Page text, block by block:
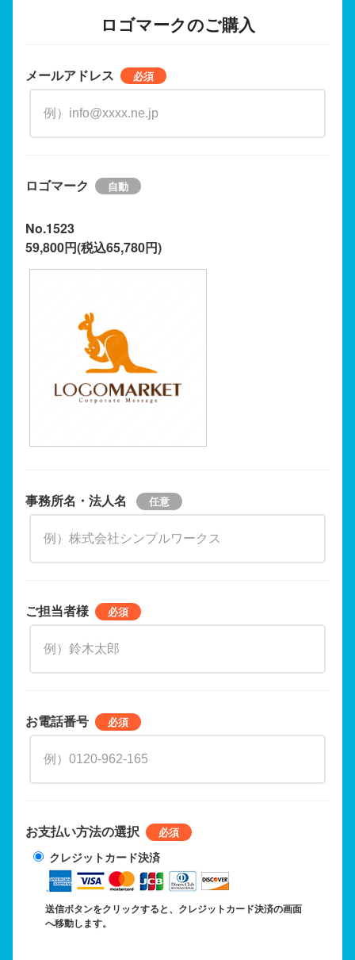
ロゴマークのご購入
メールアドレス
ロゴマーク
No.1523
59,800円(税込65,780円)
事務所名・法人名
ご担当者様
お電話番号
お支払い方法の選択
クレジットカード決済
送信ボタンをクリックすると、クレジットカード決済の画面
へ移動します。